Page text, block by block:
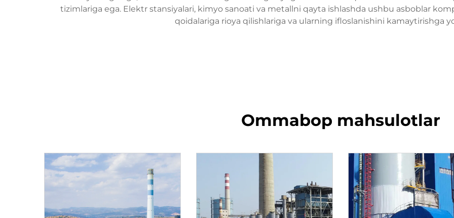
tizimlariga ega. Elektr stansiyalari, kimyo sanoati va metallni qayta ishlashda ushbu asboblar
qoidalariga rioya qilishlariga va ularning ifloslanishini kamaytirishga
Ommabop mahsulotlar